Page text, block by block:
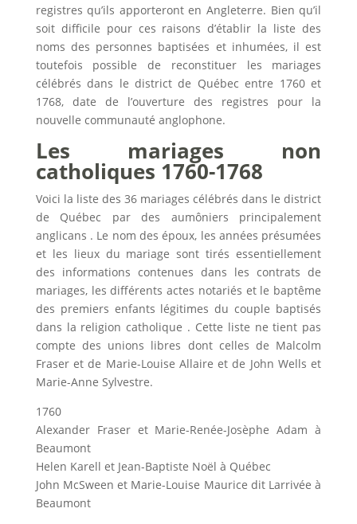
registres qu’ils apporteront en Angleterre. Bien qu’il
soit difficile pour ces raisons d’établir la liste des
noms des personnes baptisées et inhumées, il est
toutefois possible de reconstituer les mariages
célébrés dans le district de Québec entre 1760 et
1768, date de l’ouverture des registres pour la
nouvelle communauté anglophone.
Les mariages non
catholiques 1760-1768
Voici la liste des 36 mariages célébrés dans le district
de Québec par des aumôniers principalement
anglicans . Le nom des époux, les années présumées
et les lieux du mariage sont tirés essentiellement
des informations contenues dans les contrats de
mariages, les différents actes notariés et le baptême
des premiers enfants légitimes du couple baptisés
dans la religion catholique . Cette liste ne tient pas
compte des unions libres dont celles de Malcolm
Fraser et de Marie-Louise Allaire et de John Wells et
Marie-Anne Sylvestre.
1760
Alexander Fraser et Marie-Renée-Josèphe Adam à
Beaumont
Helen Karell et Jean-Baptiste Noël à Québec
John McSween et Marie-Louise Maurice dit Larrivée à
Beaumont